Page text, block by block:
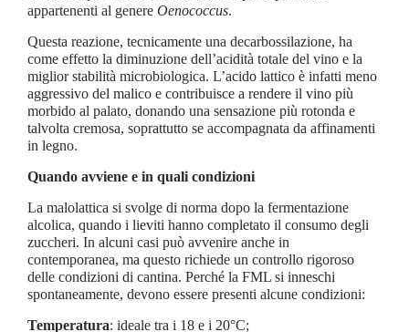
appartenenti al genere Oenococcus.
Questa reazione, tecnicamente una decarbossilazione, ha
come effetto la diminuzione dell’acidità totale del vino e la
miglior stabilità microbiologica. L’acido lattico è infatti meno
aggressivo del malico e contribuisce a rendere il vino più
morbido al palato, donando una sensazione più rotonda e
talvolta cremosa, soprattutto se accompagnata da affinamenti
in legno.
Quando avviene e in quali condizioni
La malolattica si svolge di norma dopo la fermentazione
alcolica, quando i lieviti hanno completato il consumo degli
zuccheri. In alcuni casi può avvenire anche in
contemporanea, ma questo richiede un controllo rigoroso
delle condizioni di cantina. Perché la FML si inneschi
spontaneamente, devono essere presenti alcune condizioni:
Temperatura: ideale tra i 18 e i 20°C;